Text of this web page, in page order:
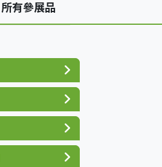
所有參展品